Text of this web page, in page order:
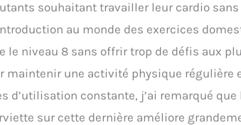
souhaitant travailler leur cardio
au monde des exercices
le niveau 8 sans offrir trop de défis aux
maintenir une activité physique régulière
d’utilisation constante, j’ai remarqué que
sur cette dernière améliore